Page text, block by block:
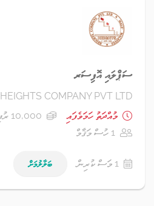
ސަޕްލައި އޮފިސަރ
HEIGHTS COMPANY PVT LTD
މުއްދަތު ހަމަވެފައި
10,000 ރުފިޔާ - 12,000 ރުފިޔާ
1 ހުސް މަޤާމް
1 މަސް ކުރިން ބަލާލުމަށް